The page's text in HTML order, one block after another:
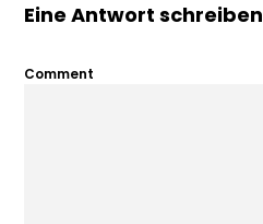
Eine Antwort schreiben
Comment